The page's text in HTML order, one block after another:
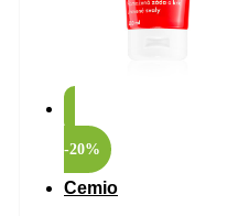
-20%
Cemio